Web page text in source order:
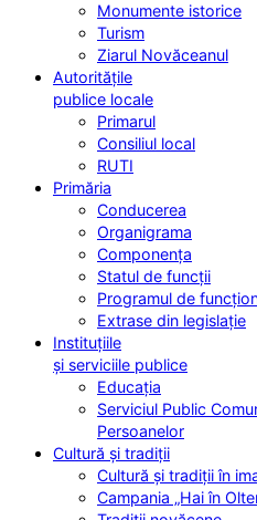
Monumente istorice
Turism
Ziarul Novăceanul
Autoritățile
publice locale
Primarul
Consiliul local
RUTI
Primăria
Conducerea
Organigrama
Componența
Statul de funcții
Programul de
Extrase din legislație
Instituțiile
și serviciile publice
Educația
Serviciul Public
Persoanelor
Cultură și tradiții
Cultură și tradiții în
Campania „Hai în